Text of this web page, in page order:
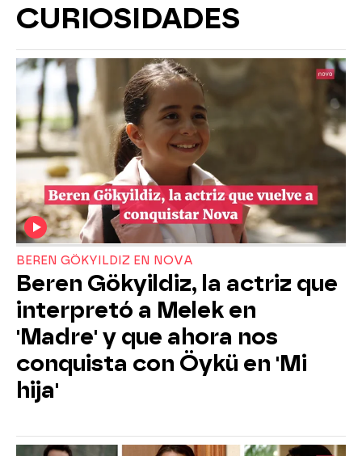
CURIOSIDADES
BEREN GÖKYILDIZ EN NOVA
Beren Gökyildiz, la actriz que
interpretó a Melek en
'Madre' y que ahora nos
conquista con Öykü en 'Mi
hija'